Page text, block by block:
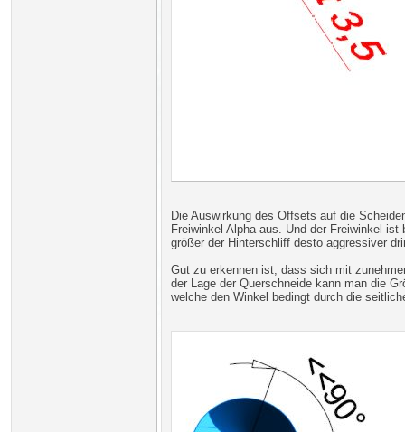
Die Auswirkung des Offsets auf die
Freiwinkel Alpha aus. Und der Freiwinkel
größer der Hinterschliff desto aggressiver
Gut zu erkennen ist, dass sich mit
der Lage der Querschneide kann man die
welche den Winkel bedingt durch die